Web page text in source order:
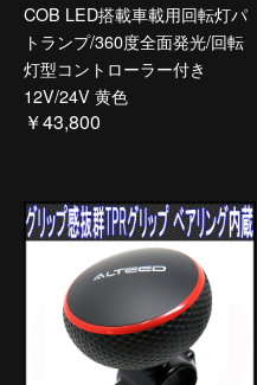
COB LED搭載車載用回転灯パ
トランプ/360度全面発光/回転
灯型コントローラー付き
12V/24V 黄色
￥43,800